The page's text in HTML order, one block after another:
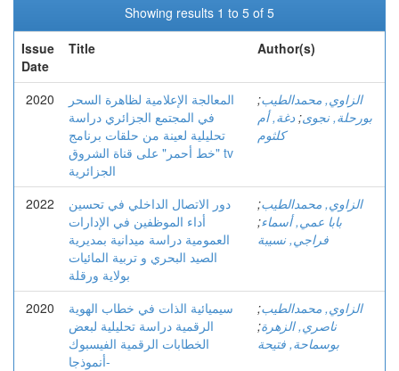
Showing results 1 to 5 of 5
Issue
Date
Title Author(s)
2020
المعالجة الإعلامية لظاهرة السحر
في المجتمع الجزائري دراسة
تحليلية لعينة من حلقات برنامج
"خط أحمر" على قناة الشروق tv
الجزائرية
الزاوي, محمدالطيب;
بورحلة, نجوى; دغة, أم
كلثوم
2022
دور الاتصال الداخلي في تحسين
أداء الموظفين في الإدارات
العمومية دراسة ميدانية بمديرية
الصيد البحري و تربية المائيات
بولاية ورقلة
الزاوي, محمدالطيب;
بابا عمي, أسماء;
فراجي, نسيبة
2020
سيميائية الذات في خطاب الهوية
الرقمية دراسة تحليلية لبعض
الخطابات الرقمية الفيسبوك
-أنموذجا
الزاوي, محمدالطيب;
ناصري, الزهرة;
بوسماحة, فتيحة